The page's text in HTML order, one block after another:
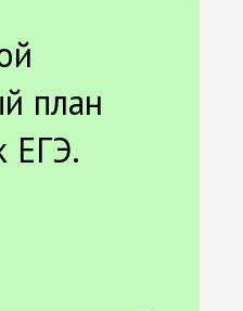
план
ЕГЭ.